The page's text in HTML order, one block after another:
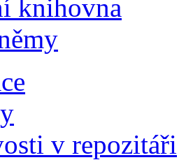
knihovna
v repozitáři